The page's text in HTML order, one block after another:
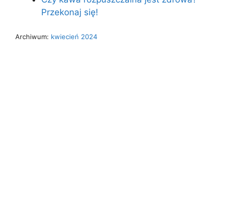
Przekonaj się!
Archiwum: kwiecień 2024